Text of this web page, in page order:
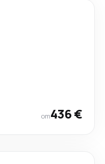
от436 €